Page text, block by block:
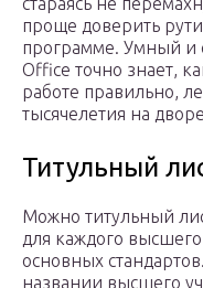
проще доверить
программе. Умный и
Office точно знает,
работе правильно,
тысячелетия на
Титульный
Можно титульный
для каждого
основных
названии высшего